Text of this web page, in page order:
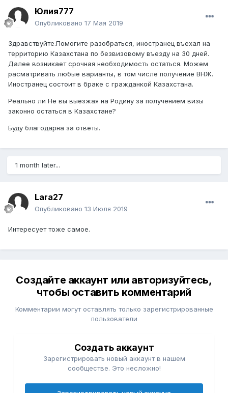
Юлия777
Опубликовано 17 Мая 2019
Здравствуйте.Помогите разобраться, иностранец въехал на
территорию Казахстана по безвизовому въезду на 30 дней.
Далее возникает срочная необходимость остаться. Можем
расматривать любые варианты, в том числе получение ВНЖ.
Иностранец состоит в браке с гражданкой Казахстана.
Реально ли Не вы выезжая на Родину за получением визы
законно остаться в Казахстане?
Буду благодарна за ответы.
1 month later...
Lara27
Опубликовано 13 Июля 2019
Интересует тоже самое.
Создайте аккаунт или авторизуйтесь,
чтобы оставить комментарий
Комментарии могут оставлять только зарегистрированные
пользователи
Создать аккаунт
Зарегистрировать новый аккаунт в нашем
сообществе. Это несложно!